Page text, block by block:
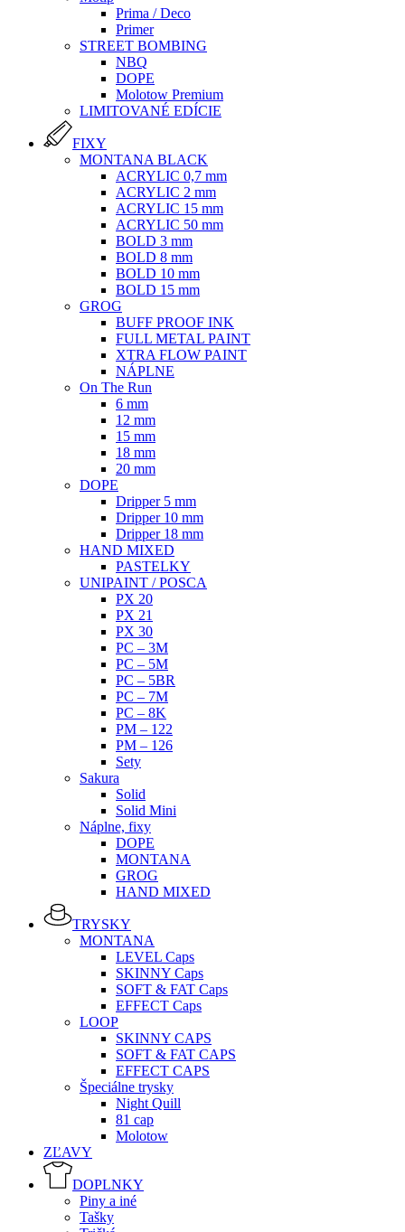
Prima / Deco
Primer
STREET BOMBING
NBQ
DOPE
Molotow Premium
LIMITOVANÉ EDÍCIE
FIXY
MONTANA BLACK
ACRYLIC 0,7 mm
ACRYLIC 2 mm
ACRYLIC 15 mm
ACRYLIC 50 mm
BOLD 3 mm
BOLD 8 mm
BOLD 10 mm
BOLD 15 mm
GROG
BUFF PROOF INK
FULL METAL PAINT
XTRA FLOW PAINT
NÁPLNE
On The Run
6 mm
12 mm
15 mm
18 mm
20 mm
DOPE
Dripper 5 mm
Dripper 10 mm
Dripper 18 mm
HAND MIXED
PASTELKY
UNIPAINT / POSCA
PX 20
PX 21
PX 30
PC – 3M
PC – 5M
PC – 5BR
PC – 7M
PC – 8K
PM – 122
PM – 126
Sety
Sakura
Solid
Solid Mini
Náplne, fixy
DOPE
MONTANA
GROG
HAND MIXED
TRYSKY
MONTANA
LEVEL Caps
SKINNY Caps
SOFT & FAT Caps
EFFECT Caps
LOOP
SKINNY CAPS
SOFT & FAT CAPS
EFFECT CAPS
Špeciálne trysky
Night Quill
81 cap
Molotow
ZĽAVY
DOPLNKY
Piny a iné
Tašky